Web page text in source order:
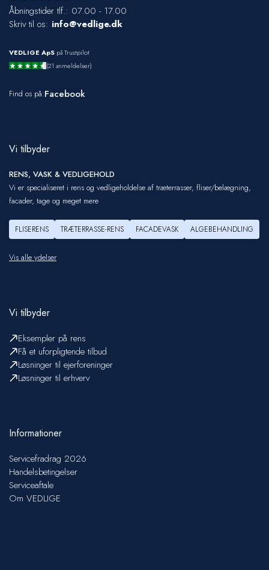
Åbningstider tlf.: 07.00 - 17.00
Skriv til os: info@vedlige.dk
VEDLIGE ApS på Trustpilot
(21 anmeldelser)
Find os på:Facebook
Vi tilbyder
RENS, VASK & VEDLIGEHOLD
Vi er specialiseret i rens og vedligeholdelse af træterrasser, fliser/belægning,
facader, tage og meget mere
FLISERENS TRÆTERRASSE-RENS FACADEVASK ALGEBEHANDLING
Vis alle ydelser
Vi tilbyder
Eksempler på rens
Få et uforpligtende tilbud
Løsninger til ejerforeninger
Løsninger til erhverv
Informationer
Servicefradrag 2026
Handelsbetingelser
Serviceaftale
Om VEDLIGE